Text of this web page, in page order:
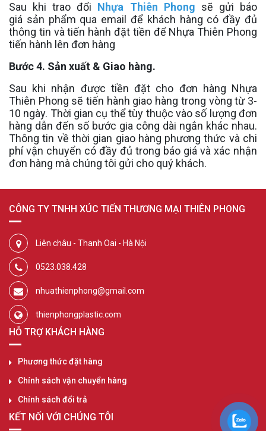
Sau khi trao đổi Nhựa Thiên Phong sẽ gửi báo
giá sản phẩm qua email để khách hàng có đầy đủ
thông tin và tiến hành đặt tiền để Nhựa Thiên Phong
tiến hành lên đơn hàng
Bước 4. Sản xuất & Giao hàng.
Sau khi nhận được tiền đặt cho đơn hàng Nhựa
Thiên Phong sẽ tiến hành giao hàng trong vòng từ 3-
10 ngày. Thời gian cụ thể tùy thuộc vào số lượng đơn
hàng dẫn đến số bước gia công dài ngắn khác nhau.
Thông tin về thời gian giao hàng phương thức và chi
phí vận chuyển có đầy đủ trong báo giá và xác nhận
đơn hàng mà chúng tôi gửi cho quý khách.
CÔNG TY TNHH XÚC TIẾN THƯƠNG MẠI THIÊN PHONG
Liên châu - Thanh Oai - Hà Nội
0523.038.428
nhuathienphong@gmail.com
thienphongplastic.com
HỖ TRỢ KHÁCH HÀNG
Phương thức đặt hàng
Chính sách vận chuyển hàng
Chính sách đổi trả
KẾT NỐI VỚI CHÚNG TÔI